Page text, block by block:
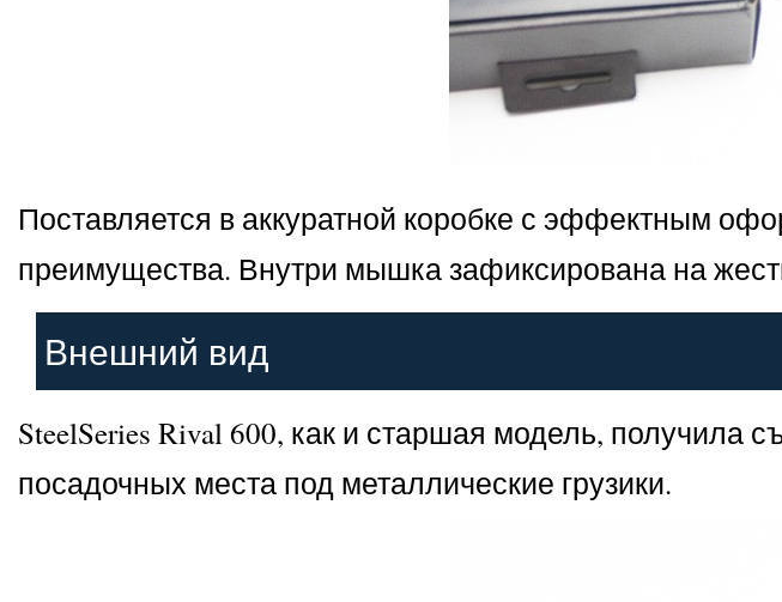
Поставляется в аккуратной коробке с эффектным
преимущества. Внутри мышка зафиксирована на
Внешний вид
SteelSeries Rival 600, как и старшая модель,
посадочных места под металлические грузики.